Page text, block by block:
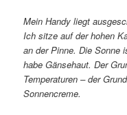
Mein Handy liegt
Ich sitze auf der hohen
an der Pinne. Die Sonne
habe Gänsehaut. Der
Temperaturen – der
Sonnencreme.